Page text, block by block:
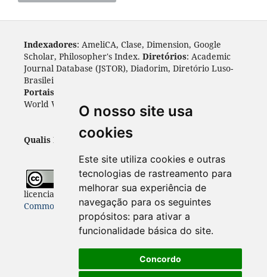
O nosso site usa
cookies
Este site utiliza cookies e outras
tecnologias de rastreamento para
melhorar sua experiência de
navegação para os seguintes
propósitos: para ativar a
funcionalidade básica do site.
Concordo
Indexadores: AmeliCA, Clase, Dimension, Google
Scholar, Philosopher's Index. Diretórios: Academic
Journal Database (JSTOR), Diadorim, Diretório Luso-
Brasileiro, DOAJ, Journal 4 free, ROAD, Socol@ar.
Portais
World Wide Science.
: Cite Factor, OAJI.
Qualis Periódicos - Capes: A1
Todo o conteúdo desta revista está
licenciado sob aLicençaInternacional Creative
Commons 4.0 (CC BY 4.0)